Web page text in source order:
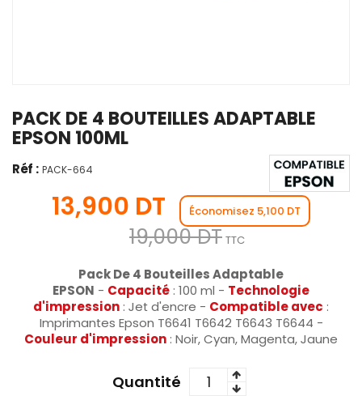
PACK DE 4 BOUTEILLES ADAPTABLE
EPSON 100ML
Réf : PACK-664
13,900 DT Économisez 5,100 DT
19,000 DT TTC
Pack De 4 Bouteilles Adaptable
EPSON - Capacité : 100 ml - Technologie
d'impression : Jet d'encre - Compatible avec :
Imprimantes Epson T6641 T6642 T6643 T6644 -
Couleur d'impression : Noir, Cyan, Magenta, Jaune
Quantité